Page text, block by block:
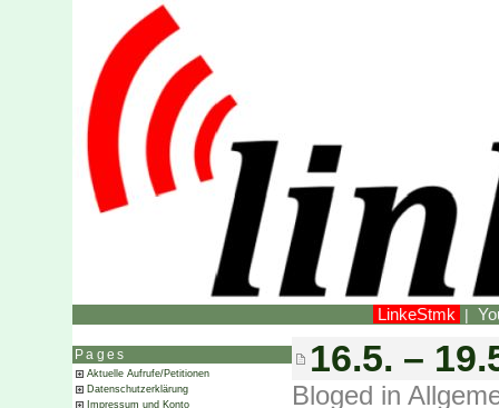
LinkeStmk |
Pages
Aktuelle Aufrufe/Petitionen
Datenschutzerklärung
Impressum und Konto
16.5. –
Bloged in